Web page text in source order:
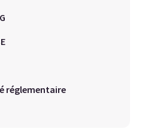
réglementaire